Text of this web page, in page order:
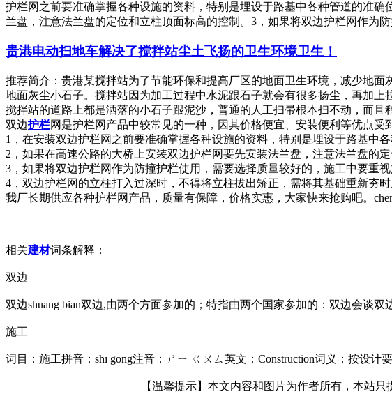
护栏网之前要准确掌握各种设施的资料，特别是埋设于路基中各种管道的准
兰盘，注意法兰盘的定位和立柱顶面标高的控制。3，如果将双边护栏网作为
贵港电动扫地车解决了搅拌站尘土飞扬的卫生环境卫生！
推荐简介：贵港某搅拌站为了节能环保和提高厂区的地面卫生环境，减少地
地面灰尘小石子。搅拌站因为加工过程中水泥跟石子就会有很多扬尘，再加
搅拌站的道路上都是洒落的小石子跟泥沙，普通的人工扫帚根本扫不动，而且
双边护栏网是护栏网产品中较常见的一种，因其价格便宜、安装便利等优点
1，在安装双边护栏网之前要准确掌握各种设施的资料，特别是埋设于路基中
2，如果在高速公路的大桥上安装双边护栏网要先安装法兰盘，注意法兰盘的定
3，如果将双边护栏网作为防撞护栏使用，需要选择质量较好的，施工中要重
4，双边护栏网的立柱打入过深时，不得将立柱拔出矫正，需将其基础重新夯
我厂长期供应各种护栏网产品，质量有保障，价格实惠，大家快来抢购吧。
相关建材词条解释：
双边
双边shuang bian双边,由两个方面参加的；特指由两个国家参加的：双边会谈
施工
词目：施工拼音：shī gōng注音：ㄕㄧ ㄍㄨㄙ英文：Construction词义：按设计
【温馨提示】本文内容和图片为作者所有，本站